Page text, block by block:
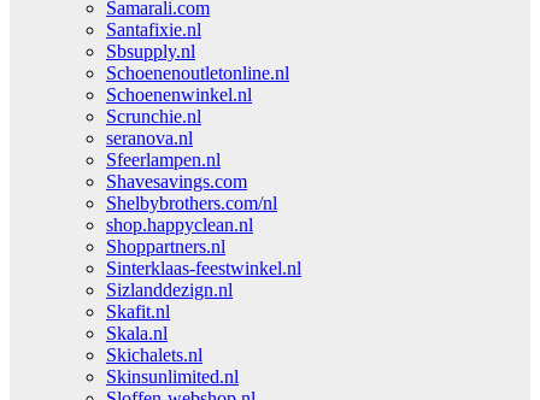
Samarali.com
Santafixie.nl
Sbsupply.nl
Schoenenoutletonline.nl
Schoenenwinkel.nl
Scrunchie.nl
seranova.nl
Sfeerlampen.nl
Shavesavings.com
Shelbybrothers.com/nl
shop.happyclean.nl
Shoppartners.nl
Sinterklaas-feestwinkel.nl
Sizlanddezign.nl
Skafit.nl
Skala.nl
Skichalets.nl
Skinsunlimited.nl